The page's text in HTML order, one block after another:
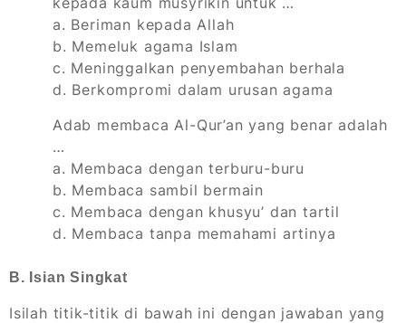
a. Beriman kepada Allah
b. Memeluk agama Islam
c. Meninggalkan penyembahan berhala
d. Berkompromi dalam urusan agama
Adab membaca Al-Qur’an yang benar adalah
…
a. Membaca dengan terburu-buru
b. Membaca sambil bermain
c. Membaca dengan khusyu’ dan tartil
d. Membaca tanpa memahami artinya
B. Isian Singkat
Isilah titik-titik di bawah ini dengan jawaban yang